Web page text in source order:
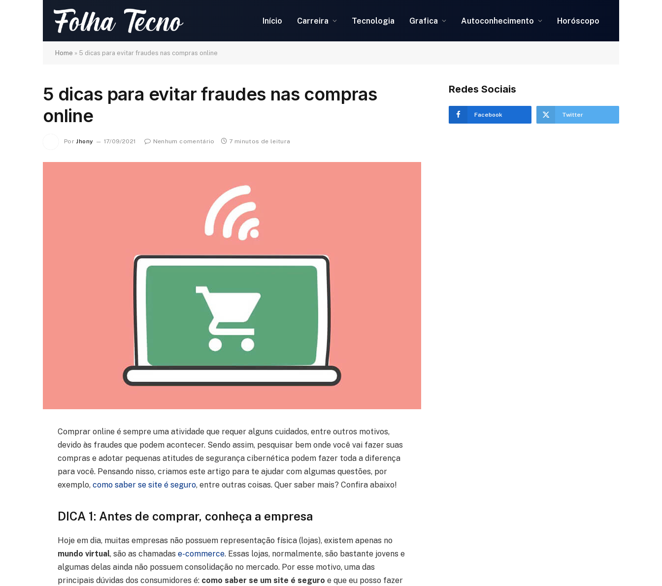
Início Carreira Tecnologia Grafica Autoconhecimento Horóscopo
Home » 5 dicas para evitar fraudes nas compras online
5 dicas para evitar fraudes nas compras
online
Por Jhony 17/09/2021 Nenhum comentário 7 minutos de leitura
Comprar online é sempre uma atividade que requer alguns cuidados, entre outros motivos,
devido às fraudes que podem acontecer. Sendo assim, pesquisar bem onde você vai fazer suas
compras e adotar pequenas atitudes de segurança cibernética podem fazer toda a diferença
para você. Pensando nisso, criamos este artigo para te ajudar com algumas questões, por
exemplo,como saber se site é seguro, entre outras coisas. Quer saber mais? Confira abaixo!
DICA 1: Antes de comprar, conheça a empresa
Hoje em dia, muitas empresas não possuem representação física (lojas), existem apenas no
mundo virtual, são as chamadase-commerce. Essas lojas, normalmente, são bastante jovens e
algumas delas ainda não possuem consolidação no mercado. Por esse motivo, uma das
principais dúvidas dos consumidores é: como saber se um site é seguro e que eu posso fazer
Redes Sociais
Facebook Twitter